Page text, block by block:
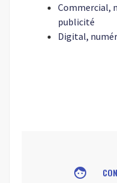
Commercial,
publicité
Digital,
face